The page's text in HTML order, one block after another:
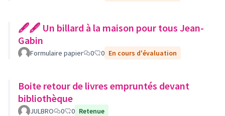
🖋🖋 Un billard à la maison pour tous Jean-
Gabin
Formulaire papier 0 0 En cours d'évaluation
Boite retour de livres empruntés devant
bibliothèque
JULBRO 0 0 Retenue